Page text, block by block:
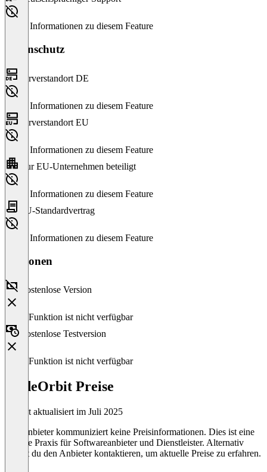
Keine Informationen zu diesem Feature
Datenschutz
Serverstandort DE
Keine Informationen zu diesem Feature
Serverstandort EU
Keine Informationen zu diesem Feature
Nur EU-Unternehmen beteiligt
Keine Informationen zu diesem Feature
EU-Standardvertrag
Keine Informationen zu diesem Feature
Versionen
Kostenlose Version
Diese Funktion ist nicht verfügbar
Kostenlose Testversion
Diese Funktion ist nicht verfügbar
WideOrbit Preise
Zuletzt aktualisiert im Juli 2025
Der Anbieter kommuniziert keine Preisinformationen. Dies ist eine
übliche Praxis für Softwareanbieter und Dienstleister. Alternativ
kannst du den Anbieter kontaktieren, um aktuelle Preise zu erfahren.